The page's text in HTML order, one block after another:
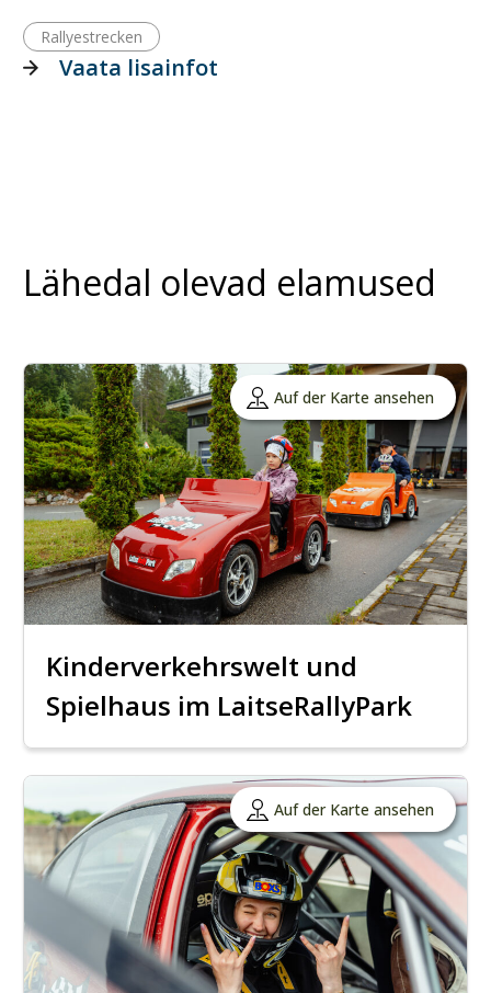
Rallyestrecken
Vaata lisainfot
Lähedal olevad elamused
Auf der Karte ansehen
Kinderverkehrswelt und
Spielhaus im LaitseRallyPark
Auf der Karte ansehen